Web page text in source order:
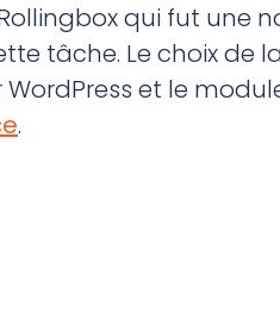
qui fut une
tâche. Le choix de
WordPress et le
.